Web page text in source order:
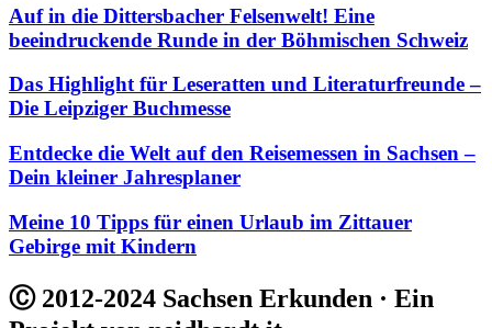
Auf in die Dittersbacher Felsenwelt! Eine
beeindruckende Runde in der Böhmischen Schweiz
Das Highlight für Leseratten und Literaturfreunde –
Die Leipziger Buchmesse
Entdecke die Welt auf den Reisemessen in Sachsen –
Dein kleiner Jahresplaner
Meine 10 Tipps für einen Urlaub im Zittauer
Gebirge mit Kindern
Ⓒ 2012-2024 Sachsen Erkunden · Ein